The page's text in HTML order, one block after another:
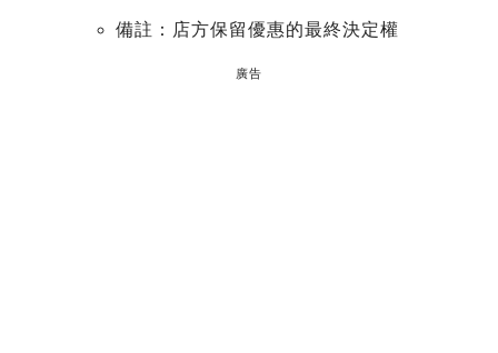
備註：店方保留優惠的最終決定權
廣告